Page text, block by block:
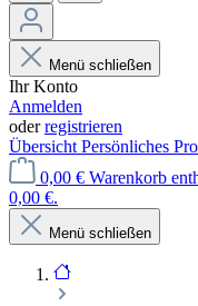
Menü schließen
Ihr Konto
Anmelden
oderregistrieren
Übersicht Persönliches
0,00 € Warenkorb
0,00 €.
Menü schließen